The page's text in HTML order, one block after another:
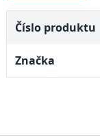
Číslo produktu
Značka